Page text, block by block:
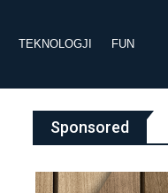
TEKNOLOGJI FUN
Sponsored